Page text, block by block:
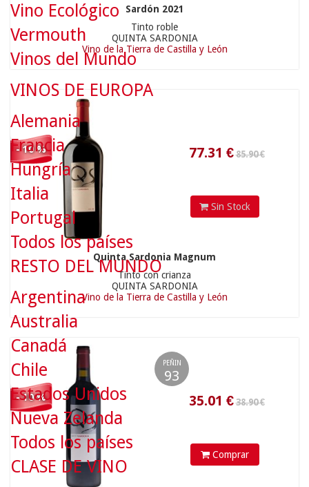
Sardón 2021
Tinto roble
QUINTA SARDONIA
Vino de la Tierra de Castilla y León
- 10 %
77.31€
Sin Stock
Quinta Sardonia Magnum
Tinto con crianza
QUINTA SARDONIA
Vino de la Tierra de Castilla y León
- 10 %
PEÑIN
93
35.01
Comprar
Vino Ecológico
Vermouth
Vinos del Mundo
VINOS DE EUROPA
Alemania
Francia
Hungría
Italia
Portugal
Todos los países
RESTO DEL MUNDO
Argentina
Australia
Canadá
Chile
Estados Unidos
Nueva Zelanda
Todos los países
CLASE DE VINO